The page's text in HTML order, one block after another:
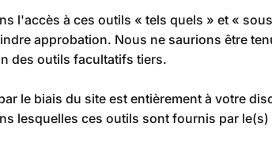
l'accès à ces outils « tels quels » et «
approbation. Nous ne saurions être
des outils facultatifs tiers.
le biais du site est entièrement à votre
lesquelles ces outils sont fournis par